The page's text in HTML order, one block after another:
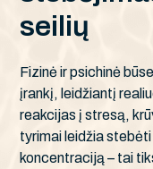
sei ių
Fizinė ir psichinė
įrankį, leidžiantį
reakcijas į stresą,
tyrimai leidžia
koncentraciją – tai